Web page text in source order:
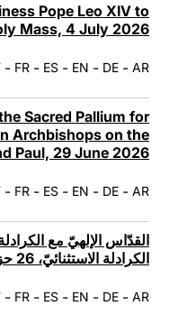
Pope Leo XIV to
Mass, 4 July 2026
AR
-
DE
-
EN
-
ES
-
FR
-
Sacred Pallium for
Archbishops on the
Paul, 29 June 2026
AR
-
DE
-
EN
-
ES
-
FR
-
القدّاس الإلهيّ مع
الكرادلة الاستثنائيّ، 26 حزيران/يونيو 2026
AR
-
DE
-
EN
-
ES
-
FR
-